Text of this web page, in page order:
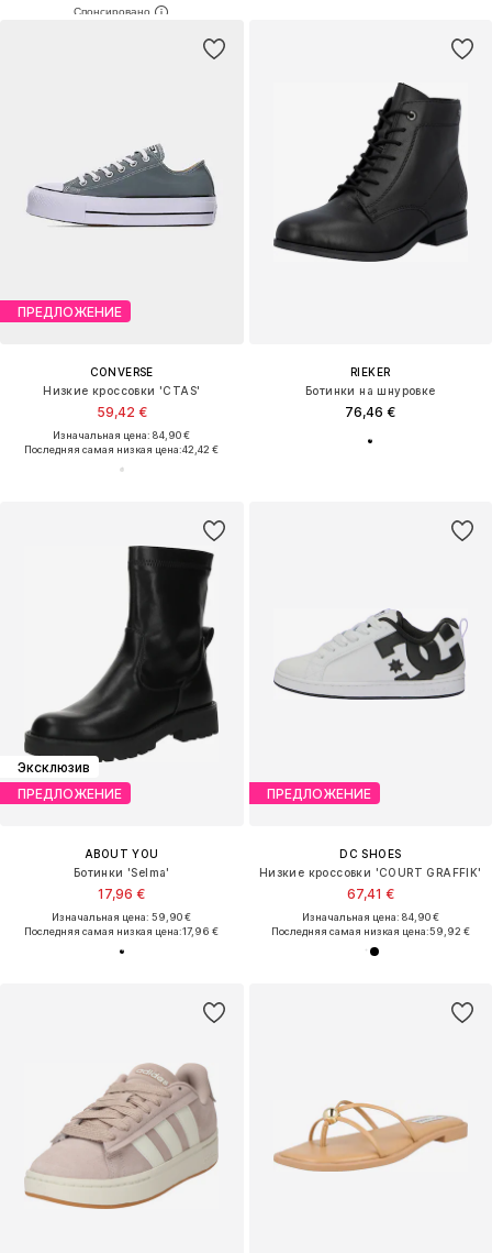
ПРЕДЛОЖЕНИЕ
CONVERSE
Низкие кроссовки 'CTAS'
59,42 €
Изначальная цена: 84,90 €
Последняя самая низкая цена:42,42 €
RIEKER
Ботинки на шнуровке
76,46 €
Эксклюзив
ПРЕДЛОЖЕНИЕ
ABOUT YOU
Ботинки 'Selma'
17,96 €
Изначальная цена: 59,90 €
Последняя самая низкая цена:17,96 €
ПРЕДЛОЖЕНИЕ
DC SHOES
Низкие кроссовки 'COURT GRAFFIK'
67,41 €
Изначальная цена: 84,90 €
Последняя самая низкая цена:59,92 €